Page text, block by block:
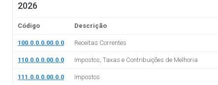
2026
Código Descrição
100.0.0.0.00.0.0 Receitas Correntes
110.0.0.0.00.0.0 Impostos, Taxas e Contribuições de Melhoria
111.0.0.0.00.0.0 Impostos